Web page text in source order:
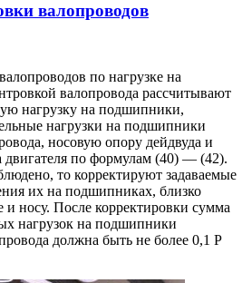
валопроводов
по нагрузке на
валопровода рассчитывают
нагрузку на подшипники,
нагрузки на подшипники
носовую опору дейдвуда и
по формулам (40) — (42).
то корректируют задаваемые
их на подшипниках, близко
носу. После корректировки сумма
нагрузок на подшипники
должна быть не более 0,1 Р